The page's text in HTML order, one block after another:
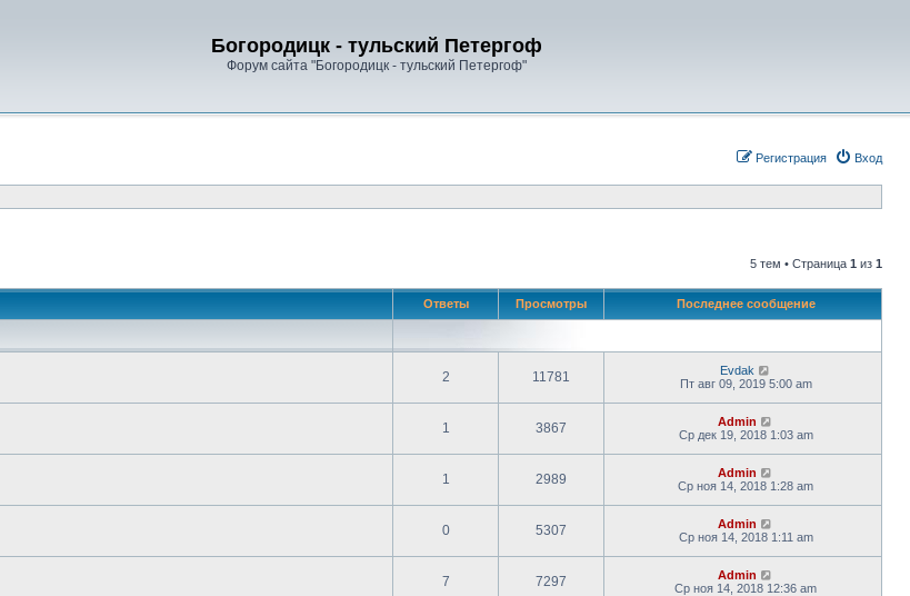
Богородицк - тульский Петергоф
Форум сайта "Богородицк - тульский Петергоф"
Вход
Регистрация
5 тем • Страница 1 из 1
Ответы Просмотры Последнее сообщение
2 11781
Evdak
Пт авг 09, 2019 5:00 am
1 3867
Admin
Ср дек 19, 2018 1:03 am
1 2989
Admin
Ср ноя 14, 2018 1:28 am
0 5307
Admin
Ср ноя 14, 2018 1:11 am
7 7297
Admin
Ср ноя 14, 2018 12:36 am